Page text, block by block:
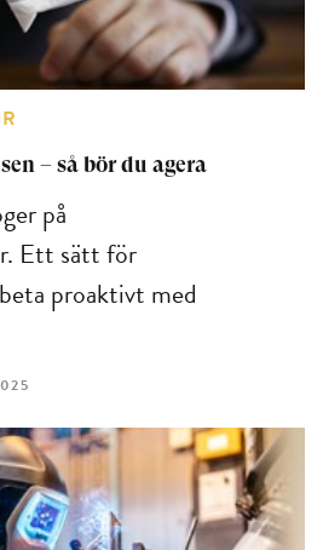
– så bör du agera
på
Ett sätt för
proaktivt med